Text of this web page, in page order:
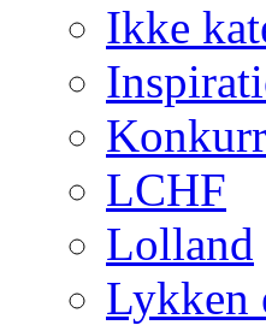
Ikke
LCHF
Lolland
Lykken